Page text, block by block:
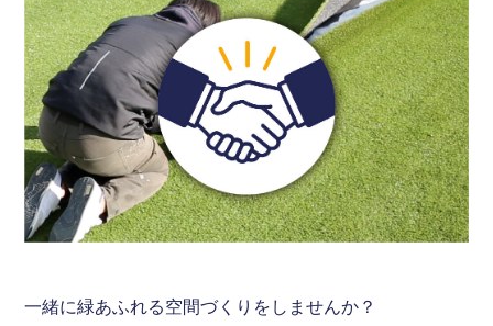
一緒に緑あふれる空間づくりをしませんか？